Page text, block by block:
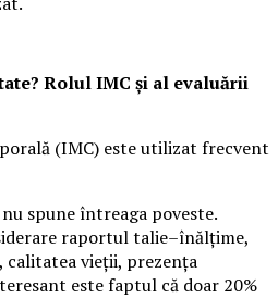
Rolul IMC și al evaluării
(IMC) este utilizat frecvent
spune întreaga poveste.
raportul talie–înălțime,
vieții, prezența
este faptul că doar 20%